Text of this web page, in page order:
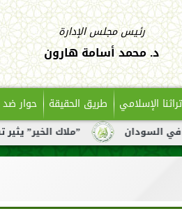
رئيس مجلس الإدارة
د. محمد أسامة هارون
تراثنا الإسلامي طريق الحقيقة حوار
”ملاك الخير” يثير تفاعلًا